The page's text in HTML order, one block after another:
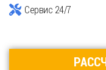
Сервис 24/7